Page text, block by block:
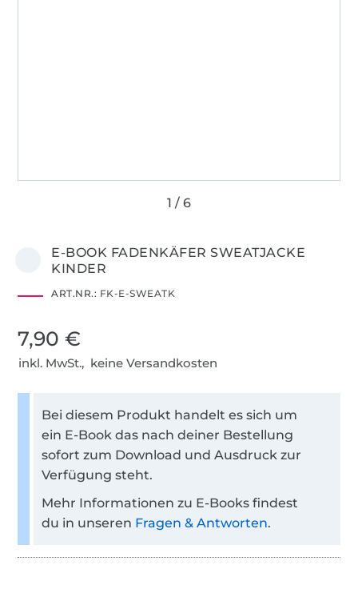
E-BOOK FADENKÄFER SWEATJACKE
KINDER
ART.NR.: FK-E-SWEATK
7,90 €
inkl. MwSt., keine Versandkosten
Bei diesem Produkt handelt es sich um
ein E-Book das nach deiner Bestellung
sofort zum Download und Ausdruck zur
Verfügung steht.
Mehr Informationen zu E-Books findest
du in unseren Fragen & Antworten.